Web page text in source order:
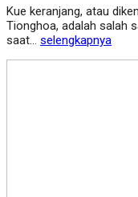
Kue keranjang, atau
Tionghoa, adalah salah
saat... selengkapnya